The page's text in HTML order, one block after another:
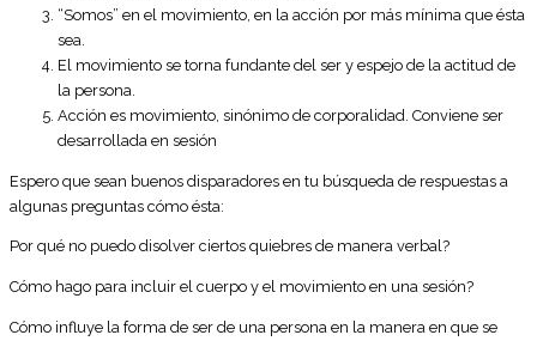
“Somos” en el movimiento, en la acción por más mínima que ésta
sea.
El movimiento se torna fundante del ser y espejo de la actitud de
la persona.
Acción es movimiento, sinónimo de corporalidad. Conviene ser
desarrollada en sesión
Espero que sean buenos disparadores en tu búsqueda de respuestas a
algunas preguntas cómo ésta:
Por qué no puedo disolver ciertos quiebres de manera verbal?
Cómo hago para incluir el cuerpo y el movimiento en una sesión?
Cómo influye la forma de ser de una persona en la manera en que se